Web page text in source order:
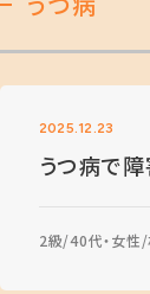
2025.12.23
うつ病で
2級 40代・女性